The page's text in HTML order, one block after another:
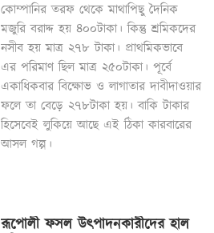
কোম্পানির তরফ থেকে মাথাপিছু দৈনিক
মজুরি বরাদ্দ হয় ৪০০টাকা। কিন্তু শ্রমিকদের
নসীব হয় মাত্র ২৭৮ টাকা। প্রাথমিকভাবে
এর পরিমাণ ছিল মাত্র ২৫০টাকা। পূর্বে
একাধিকবার বিক্ষোভ ও লাগাতার দাবীদাওয়ার
ফলে তা বেড়ে ২৭৮টাকা হয়। বাকি টাকার
হিসেবেই লুকিয়ে আছে এই ঠিকা কারবারের
আসল গল্প।
রূপোলী ফসল উৎপাদনকারীদের হাল